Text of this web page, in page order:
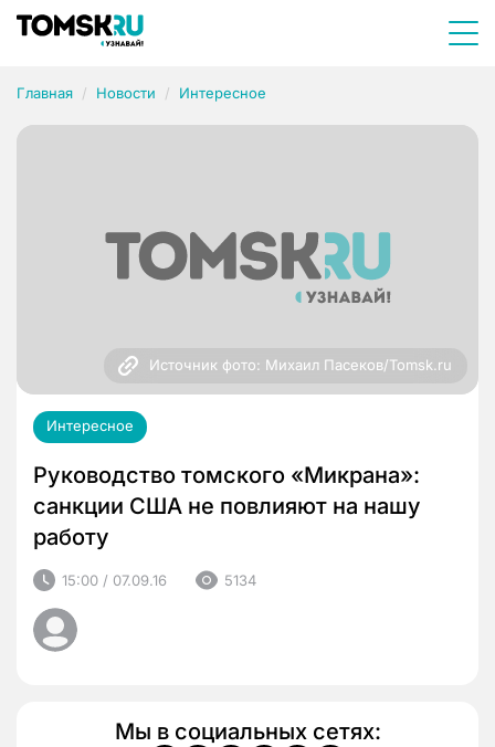
Главная Новости Интересное
Источник фото: Михаил Пасеков/Tomsk.ru
Интересное
Руководство томского «Микрана»:
санкции США не повлияют на нашу
работу
15:00 / 07.09.16 5134
Мы в социальных сетях: